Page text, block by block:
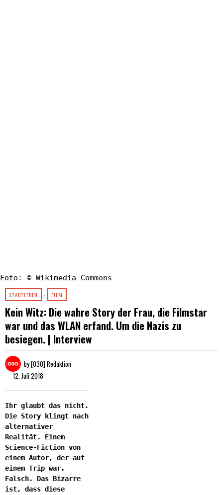
Foto: © Wikimedia Commons
STADTLEBEN · FILM
Kein Witz: Die wahre Story der Frau, die Filmstar
war und das WLAN erfand. Um die Nazis zu
besiegen. | Interview
by[030] Redaktion
12. Juli 2018
Ihr glaubt das nicht.
Die Story klingt nach
alternativer
Realität. Einem
Science-Fiction von
einem Autor, der auf
einem Trip war.
Falsch. Das Bizarre
ist, dass diese